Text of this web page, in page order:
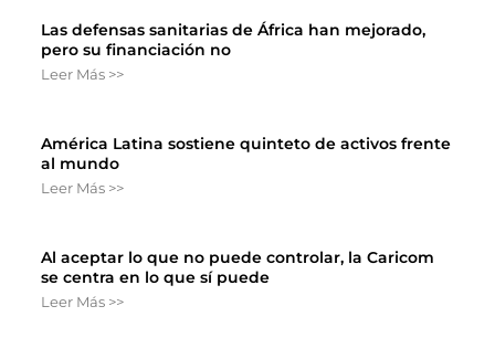
Las defensas sanitarias de África han mejorado,
pero su financiación no
Leer Más >>
América Latina sostiene quinteto de activos frente
al mundo
Leer Más >>
Al aceptar lo que no puede controlar, la Caricom
se centra en lo que sí puede
Leer Más >>